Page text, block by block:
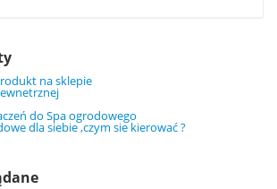
na sklepie
do Spa ogrodowego
dla siebie ,czym sie kierować ?